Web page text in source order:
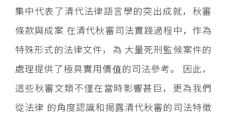
集中代表了清代法律語言學的突出成就，秋審
條款與成案 在清代秋審司法實踐過程中，作為
特殊形式的法律文件，為 大量死刑監候案件的
處理提供了極具實用價值的司法參考。 因此，
這些秋審文類不僅在當時影響甚巨，更為我們
從法律 的角度認識和揭露清代秋審的司法特徵